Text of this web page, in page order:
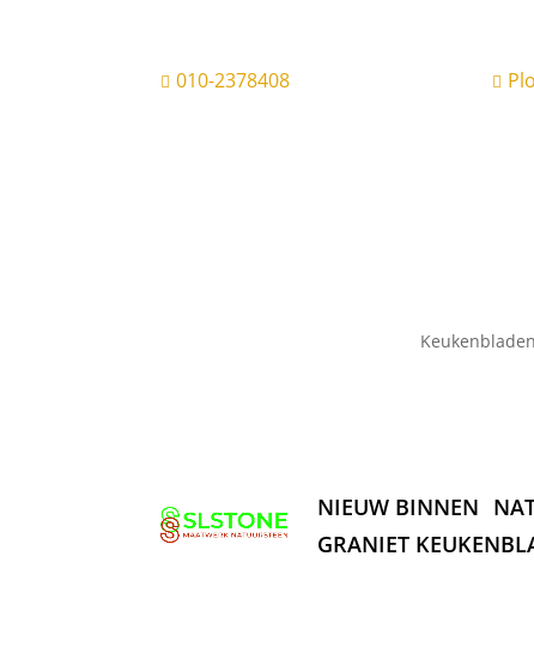
 010-2378408 
Keukenbladen
NIEUW BINNEN
GRANIET